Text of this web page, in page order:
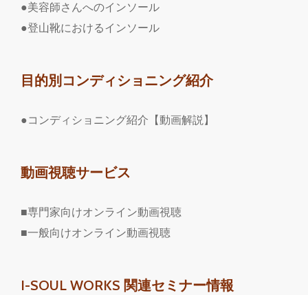
●美容師さんへのインソール
●登山靴におけるインソール
目的別コンディショニング紹介
●コンディショニング紹介【動画解説】
動画視聴サービス
■専門家向けオンライン動画視聴
■一般向けオンライン動画視聴
I-SOUL WORKS 関連セミナー情報